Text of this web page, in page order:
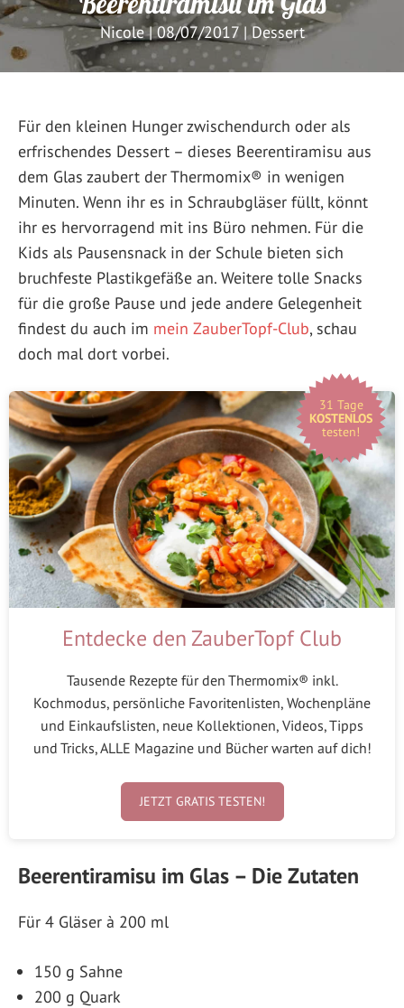
Nicole|08/07/2017|Dessert
Für den kleinen Hunger zwischendurch oder als
erfrischendes Dessert – dieses Beerentiramisu aus
dem Glas zaubert der Thermomix® in wenigen
Minuten. Wenn ihr es in Schraubgläser füllt, könnt
ihr es hervorragend mit ins Büro nehmen. Für die
Kids als Pausensnack in der Schule bieten sich
bruchfeste Plastikgefäße an. Weitere tolle Snacks
für die große Pause und jede andere Gelegenheit
findest du auch im mein ZauberTopf-Club, schau
doch mal dort vorbei.
31 Tage
KOSTENLOS
testen!
Entdecke den ZauberTopf Club
Tausende Rezepte für den Thermomix® inkl.
Kochmodus, persönliche Favoritenlisten, Wochenpläne
und Einkaufslisten, neue Kollektionen, Videos, Tipps
und Tricks, ALLE Magazine und Bücher warten auf dich!
JETZT GRATIS TESTEN!
Beerentiramisu im Glas – Die Zutaten
Für 4 Gläser à 200 ml
150 g Sahne
200 g Quark